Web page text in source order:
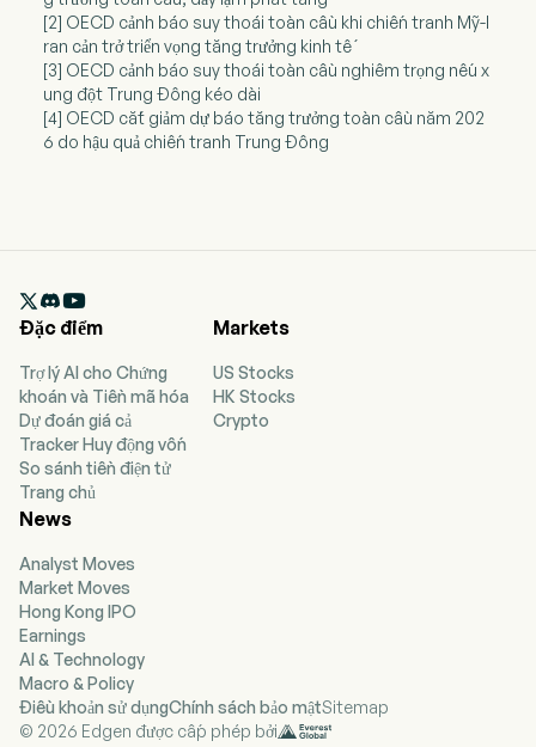
[2] OECD cảnh báo suy thoái toàn cầu khi chiến tranh Mỹ-I
ran cản trở triển vọng tăng trưởng kinh tế
[3] OECD cảnh báo suy thoái toàn cầu nghiêm trọng nếu x
ung đột Trung Đông kéo dài
[4] OECD cắt giảm dự báo tăng trưởng toàn cầu năm 202
6 do hậu quả chiến tranh Trung Đông

Đặc điểm
Trợ lý AI cho Chứng
khoán và Tiền mã hóa
Dự đoán giá cả
Tracker Huy động vốn
So sánh tiền điện tử
Trang chủ
Markets
US Stocks
HK Stocks
Crypto
News
Analyst Moves
Market Moves
Hong Kong IPO
Earnings
AI & Technology
Macro & Policy
Điều khoản sử dụngChính sách bảo mậtSitemap
© 2026 Edgen được cấp phép bởi